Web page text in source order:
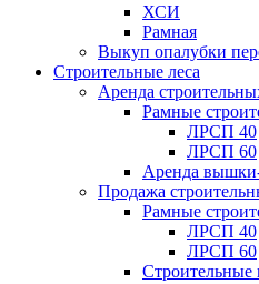
ХСИ
Рамная
Выкуп опалубки
Строительные леса
Аренда
Рамные
ЛРСП 40
ЛРСП 60
Аренда
Продажа
Рамные
ЛРСП 40
ЛРСП 60
Строительные